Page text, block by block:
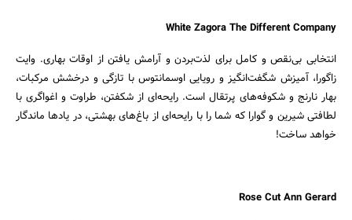
White Zagora The Different Company
انتخابی بی‌نقص و کامل برای لذت‌بردن و آرامش یافتن از اوقات بهاری. وایت
زاگورا، آمیزش شگفت‌انگیز و رویایی اوسمانتوس با تازگی و درخشش مرکبات،
بهار نارنج و شکوفه‌های پرتقال است. رایحه‌ای از شکفتن، طراوت و اغواگری با
لطافتی شیرین و گوارا که شما را با رایحه‌ای از باغ‌های بهشتی، در یادها ماندگار
خواهد ساخت!
Rose Cut Ann Gerard